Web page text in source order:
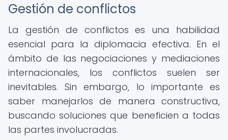
Gestión de conflictos
La gestión de conflictos es una habilidad
esencial para la diplomacia efectiva. En el
ámbito de las negociaciones y mediaciones
internacionales, los conflictos suelen ser
inevitables. Sin embargo, lo importante es
saber manejarlos de manera constructiva,
buscando soluciones que beneficien a todas
las partes involucradas.